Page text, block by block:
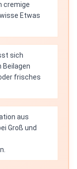
cremige
Etwas
sich
Beilagen
frisches
aus
Groß und